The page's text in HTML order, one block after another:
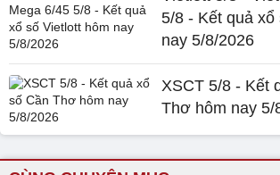
5/8 - Kết quả xổ
nay 5/8/2026
XSCT 5/8 - Kết
Thơ hôm nay 5/